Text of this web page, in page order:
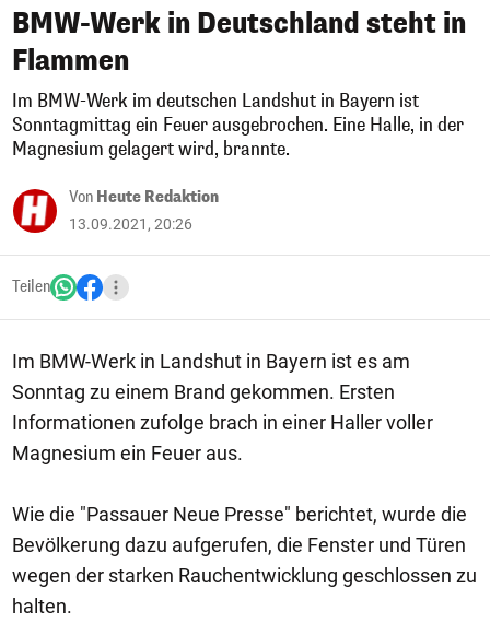
BMW-Werk in Deutschland steht in
Flammen
Im BMW-Werk im deutschen Landshut in Bayern ist
Sonntagmittag ein Feuer ausgebrochen. Eine Halle, in der
Magnesium gelagert wird, brannte.
Von Heute Redaktion
13.09.2021, 20:26
Teilen
Im BMW-Werk in Landshut in Bayern ist es am
Sonntag zu einem Brand gekommen. Ersten
Informationen zufolge brach in einer Haller voller
Magnesium ein Feuer aus.
Wie die "Passauer Neue Presse" berichtet, wurde die
Bevölkerung dazu aufgerufen, die Fenster und Türen
wegen der starken Rauchentwicklung geschlossen zu
halten.